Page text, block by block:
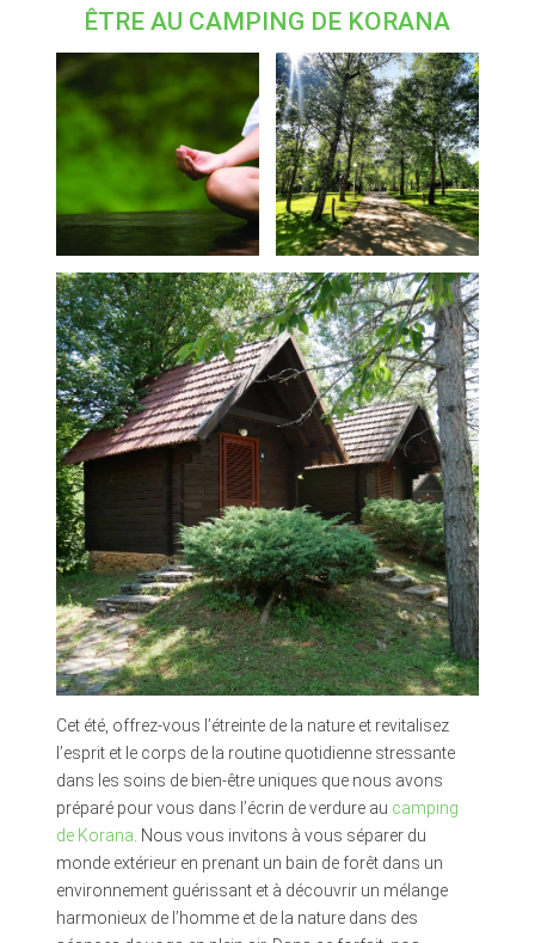
ÊTRE AU CAMPING DE KORANA
Cet été, offrez-vous l’étreinte de la nature et revitalisez
l’esprit et le corps de la routine quotidienne stressante
dans les soins de bien-être uniques que nous avons
préparé pour vous dans l’écrin de verdure au camping
de Korana . Nous vous invitons à vous séparer du
monde extérieur en prenant un bain de forêt dans un
environnement guérissant et à découvrir un mélange
harmonieux de l’homme et de la nature dans des